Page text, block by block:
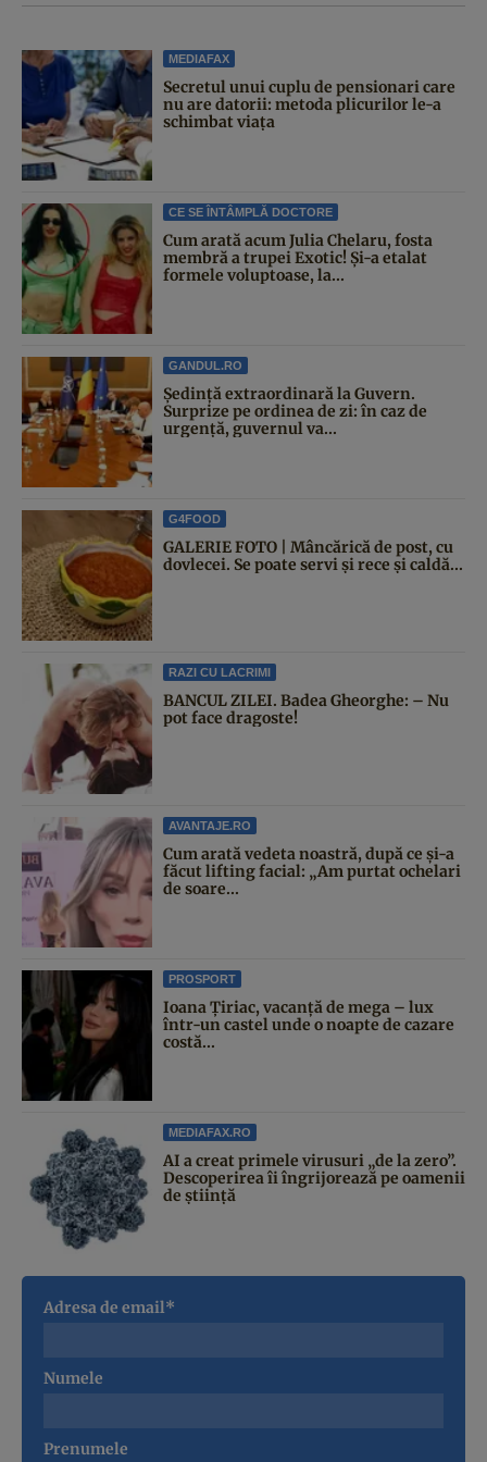
MEDIAFAX
Secretul unui cuplu de pensionari care
nu are datorii: metoda plicurilor le-a
schimbat viața
CE SE ÎNTÂMPLĂ DOCTORE
Cum arată acum Julia Chelaru, fosta
membră a trupei Exotic! Și-a etalat
formele voluptoase, la...
GANDUL.RO
Şedinţă extraordinară la Guvern.
Surprize pe ordinea de zi: în caz de
urgență, guvernul va...
G4FOOD
GALERIE FOTO | Mâncărică de post, cu
dovlecei. Se poate servi și rece și caldă...
RAZI CU LACRIMI
BANCUL ZILEI. Badea Gheorghe: – Nu
pot face dragoste!
AVANTAJE.RO
Cum arată vedeta noastră, după ce și-a
făcut lifting facial: „Am purtat ochelari
de soare...
PROSPORT
Ioana Țiriac, vacanță de mega – lux
într-un castel unde o noapte de cazare
costă...
MEDIAFAX.RO
AI a creat primele virusuri „de la zero”.
Descoperirea îi îngrijorează pe oamenii
de știință
Adresa de email*
Numele
Prenumele